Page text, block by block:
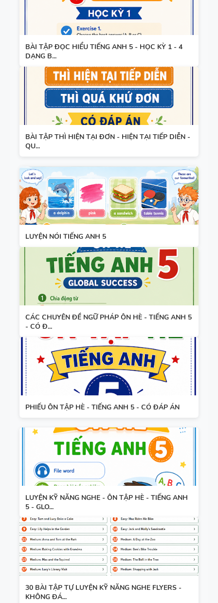
HỢP NĂNG
LỰC SỐ -
CẢ NĂM
TIẾNG ANH
VÀ NGỮ
PHÁP -
TIẾNG ANH
6 - HỌC KỲ
1 - FILE
WORD +
HỌA
BẢNG
FORM -
TIẾNG ANH
11 -
GLOBAL
SUCCESS -
BẢNG
THEO TỪNG
UNIT -
TIẾNG ANH
GLOBAL
SUCCESS -
CÓ ĐÁP ÁN
BÀI TẬP ĐỌC HIỂU TIẾNG ANH 5 - HỌC KỲ 1 - 4
DẠNG B...
BÀI TẬP THÌ HIỆN TẠI ĐƠN - HIỆN TẠI TIẾP DIỄN -
QU...
LUYỆN NÓI TIẾNG ANH 5
CÁC CHUYÊN ĐỀ NGỮ PHÁP ÔN HÈ - TIẾNG ANH 5
- CÓ Đ...
PHIẾU ÔN TẬP HÈ - TIẾNG ANH 5 - CÓ ĐÁP ÁN
LUYỆN KỸ NĂNG NGHE - ÔN TẬP HÈ - TIẾNG ANH
5 - GLO...
30 BÀI TẬP TỰ LUYỆN KỸ NĂNG NGHE FLYERS -
KHÔNG ĐÁ...